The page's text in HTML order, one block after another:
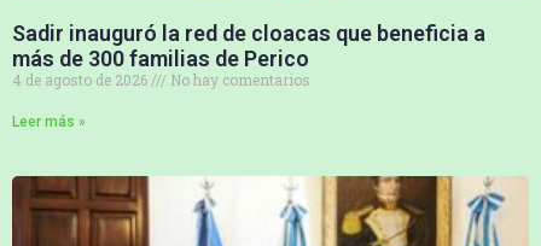
Sadir inauguró la red de cloacas que beneficia a
más de 300 familias de Perico
4 de agosto de 2026 No hay comentarios
Leer más »